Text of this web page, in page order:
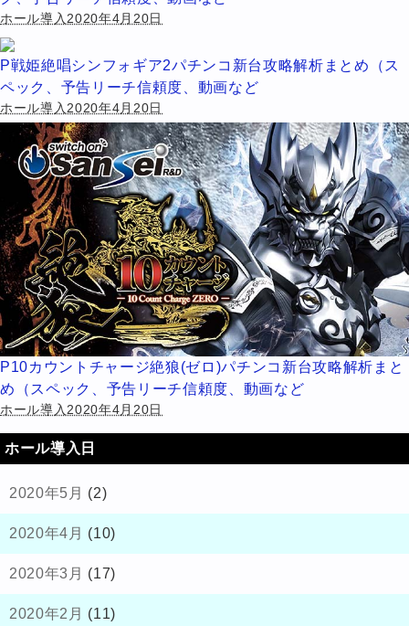
ホール導入2020年4月20日
P戦姫絶唱シンフォギア2パチンコ新台攻略解析まとめ（ス
ペック、予告リーチ信頼度、動画など
ホール導入2020年4月20日
P10カウントチャージ絶狼(ゼロ)パチンコ新台攻略解析まと
め（スペック、予告リーチ信頼度、動画など
ホール導入2020年4月20日
ホール導入日
2020年5月 (2)
2020年4月 (10)
2020年3月 (17)
2020年2月 (11)